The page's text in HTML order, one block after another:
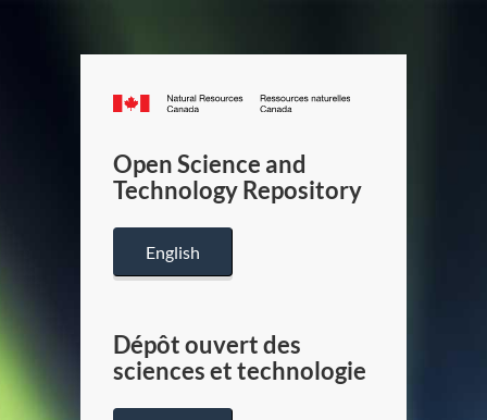
Canada.ca
/
Canada
Open Science and
Technology Repository
English
Dépôt ouvert des
sciences et technologie